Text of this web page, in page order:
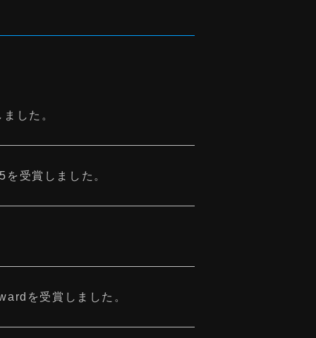
した。
受賞しました。
を受賞しました。